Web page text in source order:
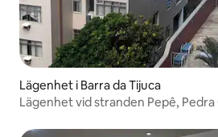
Lägenhet i Barra da Tijuca
Lägenhet vid stranden Pepê,